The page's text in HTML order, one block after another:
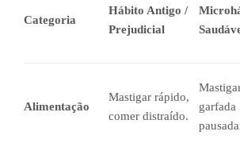
Categoria
Hábito Antigo /
Prejudicial
Alimentação
Mastigar rápido,
comer distraído.
garfada